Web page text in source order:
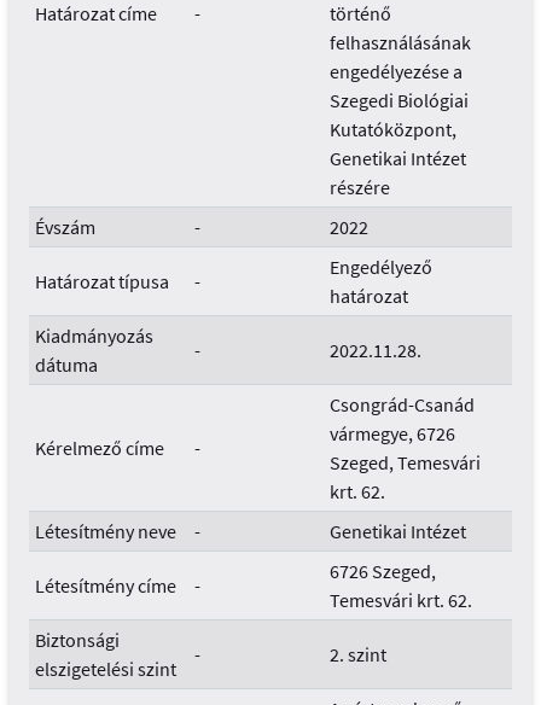
Határozat címe -
történő
felhasználásának
engedélyezése a
Szegedi Biológiai
Kutatóközpont,
Genetikai Intézet
részére
Évszám
- 2022
Határozat típusa -
Engedélyező
határozat
Kiadmányozás
dátuma
- 2022.11.28.
Kérelmező címe -
Csongrád-Csanád
vármegye, 6726
Szeged, Temesvári
krt. 62.
Létesítmény neve
- Genetikai Intézet
Létesítmény címe -
6726 Szeged,
Temesvári krt. 62.
Biztonsági
elszigetelési szint
- 2. szint